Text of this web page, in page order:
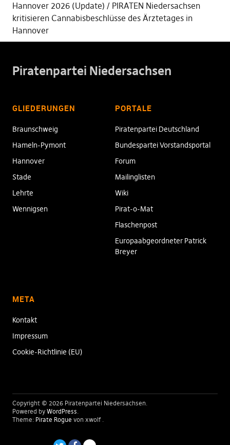
Hannover 2026 (Update)
PIRATEN Niedersachsen
kritisieren Cannabisbeschlüsse des Ärztetages in
Hannover
Piratenpartei Niedersachsen
GLIEDERUNGEN
Braunschweig
Hameln-Pymont
Hannover
Stade
Lehrte
Wennigsen
PORTALE
Piratenpartei Deutschland
Bundespartei Vorstandsportal
Forum
Mailinglisten
Wiki
Pirat-o-Mat
Flaschenpost
Europaabgeordneter Patrick
Breyer
META
Kontakt
Impressum
Cookie-Richtlinie (EU)
Copyright © 2026 Piratenpartei Niedersachsen
Powered by WordPress
Theme: Pirate Rogue von xwolf